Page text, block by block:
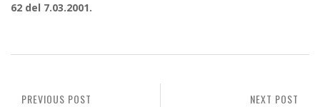
62 del 7.03.2001.
NEXT POST
PREVIOUS POST